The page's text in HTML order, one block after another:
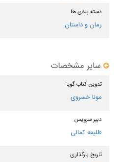
دسته بندی ها
رمان و داستان
سایر مشخصات
تدوین کتاب گویا
مونا خسروی
دبیر سرویس
طلیعه کمالی
تاریخ بارگذاری